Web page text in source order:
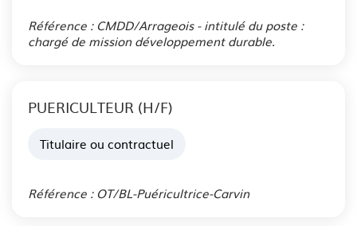
Référence : CMDD/Arrageois - intitulé du poste :
chargé de mission développement durable.
PUERICULTEUR (H/F)
Titulaire ou contractuel
Référence : OT/BL-Puéricultrice-Carvin